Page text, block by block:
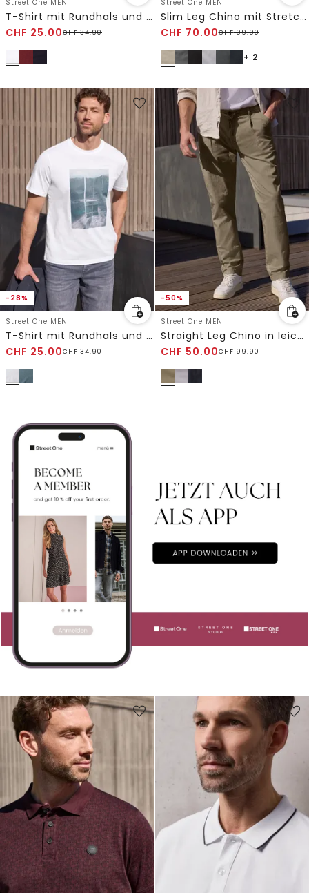
Street One MEN
T-Shirt mit Rundhals und Chestprint
CHF 25.00CHF34.90
Street One MEN
Slim Leg Chino mit Stretchbund
CHF 70.00CHF99.90
+ 2
-28%
Street One MEN
T-Shirt mit Rundhals und Fotoprint
CHF 25.00CHF34.90
-50%
Street One MEN
Straight Leg Chino in leichter Qualität
CHF 50.00CHF99.90